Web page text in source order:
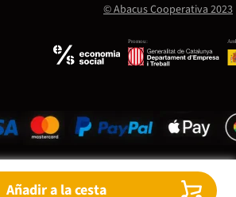
Añadir a la cesta
Promou:
© Abacus Cooperativa 2023